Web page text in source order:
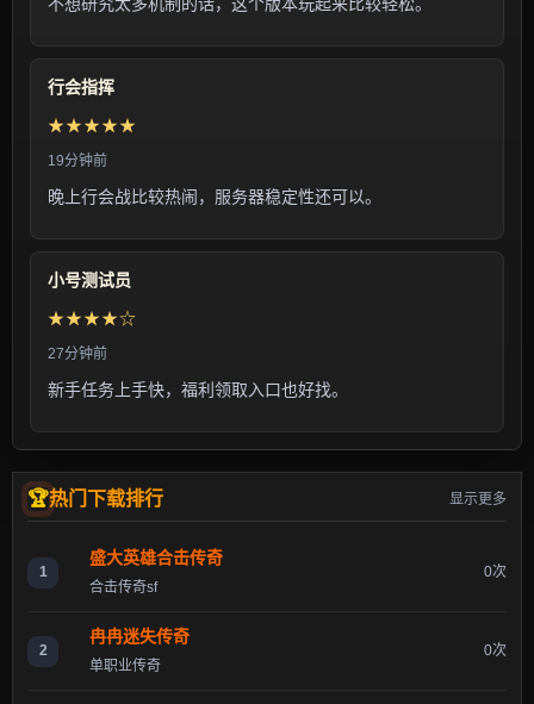
行会指挥
★★★★★
19分钟前
晚上行会战比较热闹，服务器稳定性还可以。
小号测试员
★★★★☆
27分钟前
新手任务上手快，福利领取入口也好找。
热门下载排行 显示更多
1
盛大英雄合击传奇
合击传奇sf
0次
2
冉冉迷失传奇
单职业传奇
0次